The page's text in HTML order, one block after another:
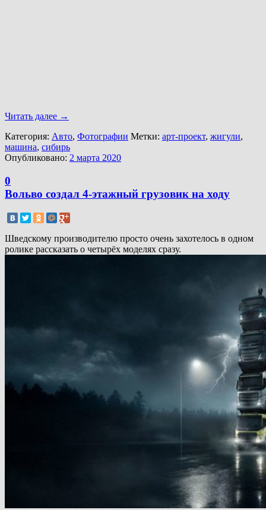
Читать далее →
Категория: Авто, Фотографии Метки: арт-проект, жигули,
машина, сибирь
Опубликовано: 2 марта 2020
0
Вольво создал 4-этажный грузовик на ходу
Шведскому производителю просто очень захотелось в одном
ролике рассказать о четырёх моделях сразу.